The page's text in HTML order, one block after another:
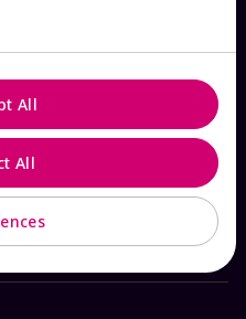
All
All